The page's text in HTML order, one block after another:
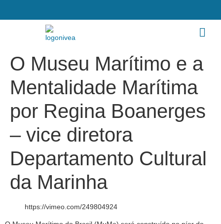
O Museu Marítimo e a
Mentalidade Marítima
por Regina Boanerges
– vice diretora
Departamento Cultural
da Marinha
https://vimeo.com/249804924